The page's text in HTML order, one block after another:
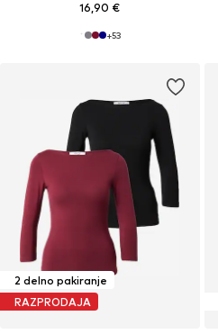
16,90 €
+53
2 delno pakiranje
RAZPRODAJA